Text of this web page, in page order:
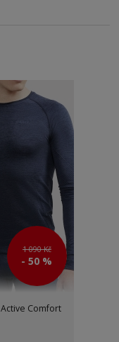
1 090 Kč
- 50 %
Active Comfort